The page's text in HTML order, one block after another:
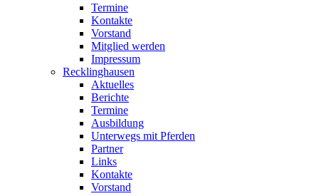
Termine
Kontakte
Vorstand
Mitglied werden
Impressum
Recklinghausen
Aktuelles
Berichte
Termine
Ausbildung
Unterwegs mit Pferden
Partner
Links
Kontakte
Vorstand